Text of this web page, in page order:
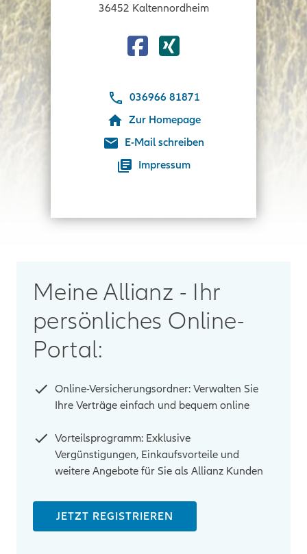
36452 Kaltennordheim
FacebookXing
036966 81871
Zur Homepage
E-Mail schreiben
Impressum
Meine Allianz - Ihr
persönliches Online-
Portal:
Online-Versicherungsordner: Verwalten Sie
Ihre Verträge einfach und bequem online
Vorteilsprogramm: Exklusive
Vergünstigungen, Einkaufsvorteile und
weitere Angebote für Sie als Allianz Kunden
JETZT REGISTRIEREN